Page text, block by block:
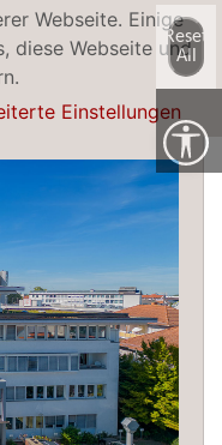
Webseite. Einige
diese Webseite und
Einstellungen
Reset
All